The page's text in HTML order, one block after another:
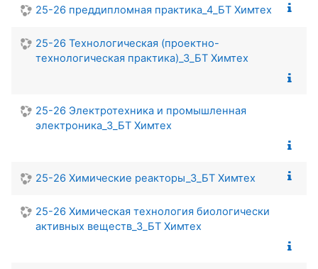
25-26 преддипломная практика_4_БТ Химтех
25-26 Технологическая (проектно-
технологическая практика)_3_БТ Химтех
25-26 Электротехника и промышленная
электроника_3_БТ Химтех
25-26 Химические реакторы_3_БТ Химтех
25-26 Химическая технология биологически
активных веществ_3_БТ Химтех